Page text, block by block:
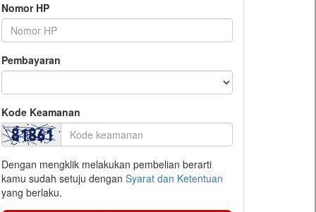
Nomor HP
Pembayaran
Kode Keamanan
Dengan mengklik melakukan pembelian berarti
kamu sudah setuju dengan Syarat dan Ketentuan
yang berlaku.